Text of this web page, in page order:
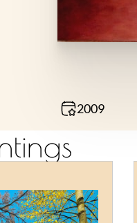
2009